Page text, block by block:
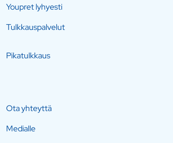
Youpret lyhyesti
Tulkkauspalvelut
Pikatulkkaus
Ota yhteyttä
Medialle